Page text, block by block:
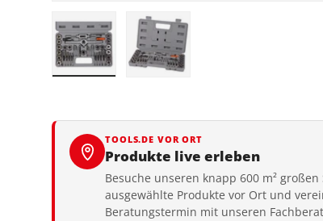
TOOLS.DE VOR ORT
Produkte live erleben
Besuche unseren knapp 600 m²
ausgewählte Produkte vor Ort und
Beratungstermin mit unseren